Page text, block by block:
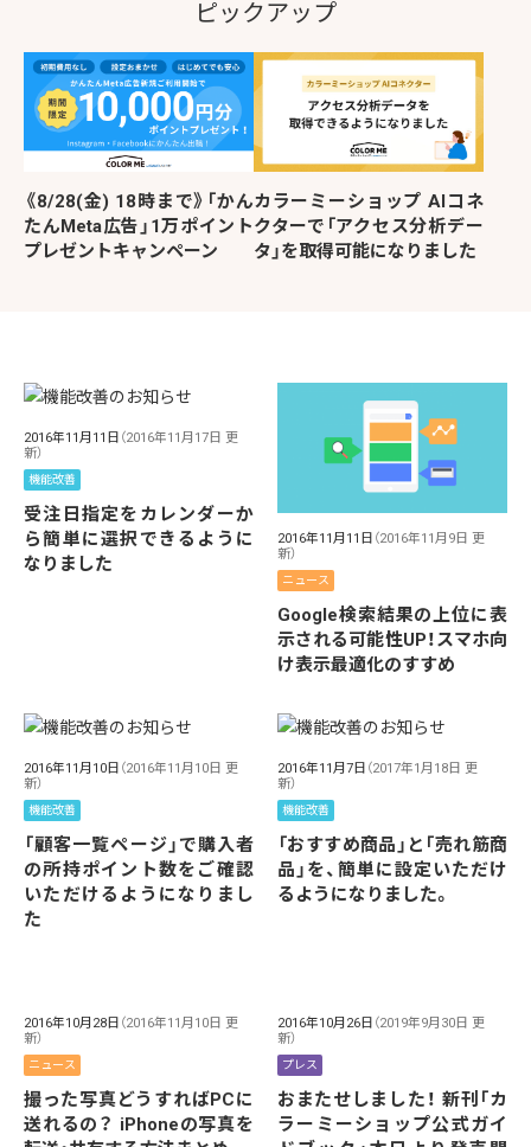
ピックアップ
《8/28(金) 18時まで》「かん
たんMeta広告」1万ポイント
プレゼントキャンペーン
カラーミーショップ AIコネ
クターで「アクセス分析デー
タ」を取得可能になりました
2016年11月11日 （2016年11月17日 更
新）
機能改善
受注日指定をカレンダーか
ら簡単に選択できるように
なりました
2016年11月11日 （2016年11月9日 更
新）
ニュース
Google検索結果の上位に表
示される可能性UP！スマホ向
け表示最適化のすすめ
2016年11月10日 （2016年11月10日 更
新）
機能改善
「顧客一覧ページ」で購入者
の所持ポイント数をご確認
いただけるようになりまし
た
2016年11月7日 （2017年1月18日 更
新）
機能改善
「おすすめ商品」と「売れ筋商
品」を、簡単に設定いただけ
るようになりました。
2016年10月28日 （2016年11月10日 更
新）
ニュース
撮った写真どうすればPCに
送れるの？ iPhoneの写真を
2016年10月26日 （2019年9月30日 更
新）
プレス
おまたせしました！ 新刊「カ
ラーミーショップ公式ガイ